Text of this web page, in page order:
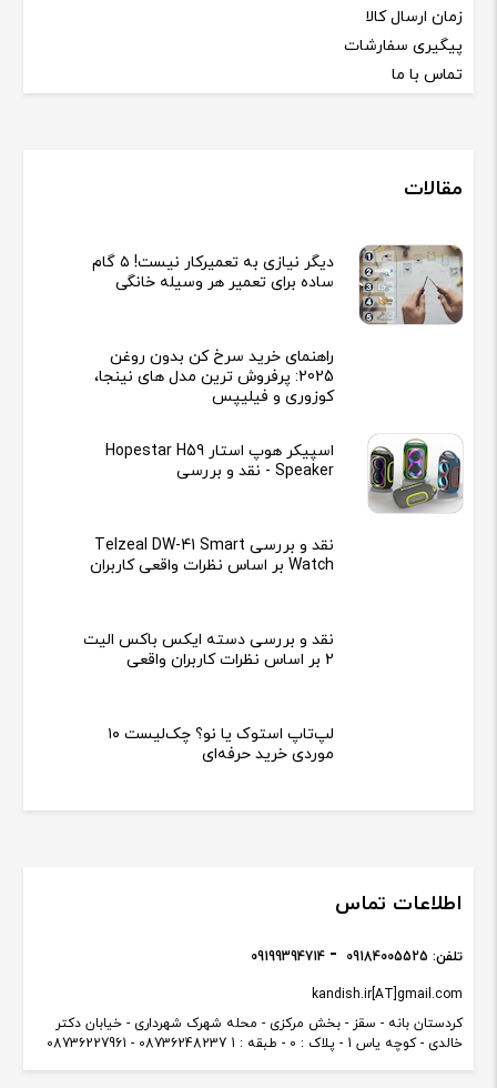
زمان ارسال کالا
پیگیری سفارشات
تماس با ما
مقالات
دیگر نیازی به تعمیرکار نیست! ۵ گام
ساده برای تعمیر هر وسیله خانگی
راهنمای خرید سرخ کن بدون روغن
2025: پرفروش ترین مدل های نینجا،
کوزوری و فیلیپس
اسپیکر هوپ استار Hopestar H59
Speaker - نقد و بررسی
نقد و بررسی Telzeal DW-41 Smart
Watch بر اساس نظرات واقعی کاربران
نقد و بررسی دسته ایکس باکس الیت
2 بر اساس نظرات کاربران واقعی
لپ‌تاپ استوک یا نو؟ چک‌لیست ۱۰
موردی خرید حرفه‌ای
اطلاعات تماس
کردستان بانه - سقز - بخش مرکزی - محله شهرک شهرداری - خیابان دکتر
خالدی - کوچه یاس 1 - پلاک : 0 - طبقه : 1 08736248237 - 08736227961
kandish.ir[AT]gmail.com
تلفن: 09184005525
09199394714